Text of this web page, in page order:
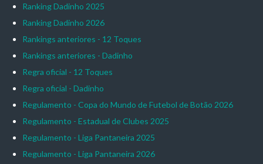
Ranking Dadinho 2025
Ranking Dadinho 2026
Rankings anteriores - 12 Toques
Rankings anteriores - Dadinho
Regra oficial - 12 Toques
Regra oficial - Dadinho
Regulamento - Copa do Mundo de Futebol de Botão 2026
Regulamento - Estadual de Clubes 2025
Regulamento - Liga Pantaneira 2025
Regulamento - Liga Pantaneira 2026